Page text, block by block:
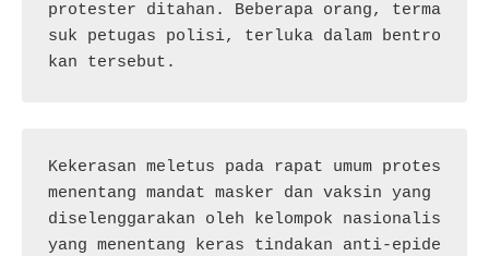
protester ditahan. Beberapa orang, terma
suk petugas polisi, terluka dalam bentro
kan tersebut.
Kekerasan meletus pada rapat umum protes
menentang mandat masker dan vaksin yang
diselenggarakan oleh kelompok nasionalis
yang menentang keras tindakan anti-epide